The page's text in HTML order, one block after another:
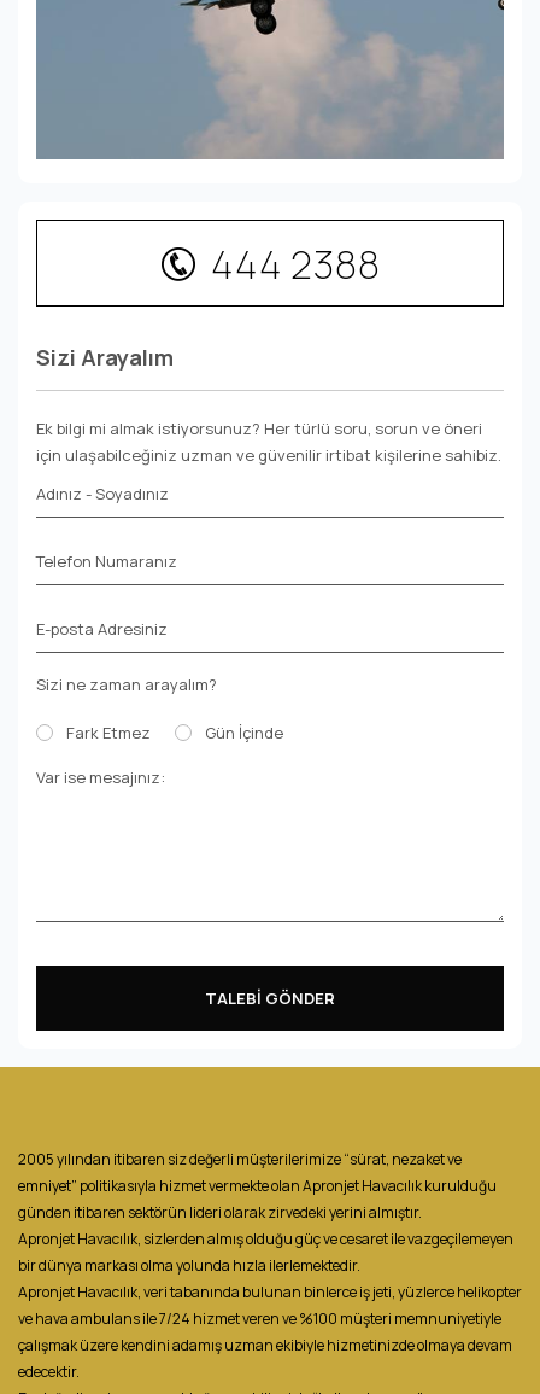
444 2388
Sizi Arayalım
Ek bilgi mi almak istiyorsunuz? Her türlü soru, sorun ve öneri
için ulaşabilceğiniz uzman ve güvenilir irtibat kişilerine sahibiz.
Adınız - Soyadınız
Telefon Numaranız
E-posta Adresiniz
Sizi ne zaman arayalım?
Fark Etmez Gün İçinde
Var ise mesajınız:
TALEBİ GÖNDER
2005 yılından itibaren siz değerli müşterilerimize “sürat, nezaket ve
emniyet” politikasıyla hizmet vermekte olan Apronjet Havacılık kurulduğu
günden itibaren sektörün lideri olarak zirvedeki yerini almıştır.
Apronjet Havacılık, sizlerden almış olduğu güç ve cesaret ile vazgeçilemeyen
bir dünya markası olma yolunda hızla ilerlemektedir.
Apronjet Havacılık, veri tabanında bulunan binlerce iş jeti, yüzlerce helikopter
ve hava ambulans ile 7/24 hizmet veren ve %100 müşteri memnuniyetiyle
çalışmak üzere kendini adamış uzman ekibiyle hizmetinizde olmaya devam
edecektir.